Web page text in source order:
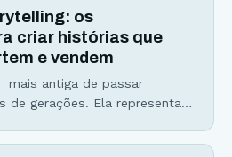
os
criar histórias que
e vendem
mais antiga de passar
de gerações. Ela representa
somos influenciados por